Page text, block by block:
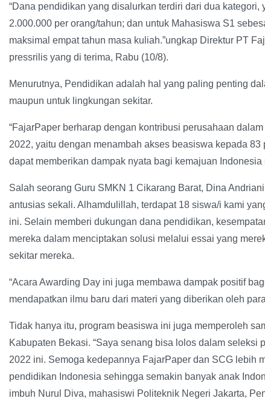
“Dana pendidikan yang disalurkan terdiri dari dua
2.000.000 per orang/tahun; dan untuk Mahasiswa S1
maksimal empat tahun masa kuliah.”ungkap Direktur PT
pressrilis yang di terima, Rabu (10/8).
Menurutnya, Pendidikan adalah hal yang paling penting
maupun untuk lingkungan sekitar.
“FajarPaper berharap dengan kontribusi perusahaan
2022, yaitu dengan menambah akses beasiswa kepada
dapat memberikan dampak nyata bagi kemajuan
Salah seorang Guru SMKN 1 Cikarang Barat, Dina
antusias sekali. Alhamdulillah, terdapat 18 siswa/i kami
ini. Selain memberi dukungan dana pendidikan,
mereka dalam menciptakan solusi melalui essai yang
sekitar mereka.
“Acara Awarding Day ini juga membawa dampak positif
mendapatkan ilmu baru dari materi yang diberikan oleh
Tidak hanya itu, program beasiswa ini juga memperoleh
Kabupaten Bekasi. “Saya senang bisa lolos dalam seleksi
2022 ini. Semoga kedepannya FajarPaper dan SCG lebih
pendidikan Indonesia sehingga semakin banyak anak
imbuh Nurul Diva, mahasiswi Politeknik Negeri Jakarta,